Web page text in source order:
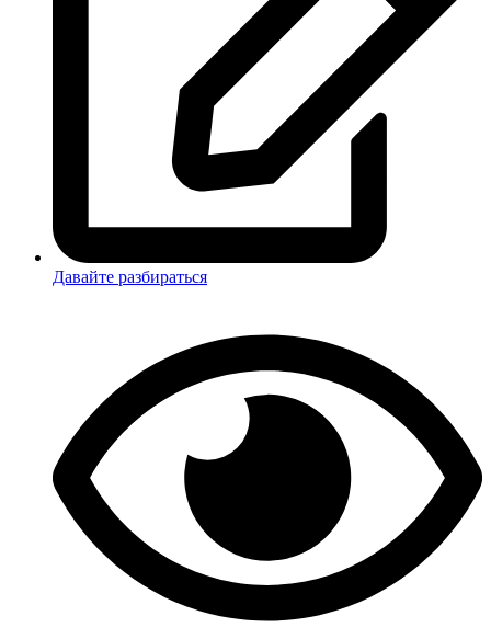
Давайте разбираться